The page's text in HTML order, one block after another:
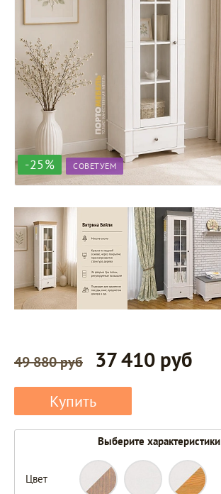
-25% СОВЕТУЕМ
49 880 руб 37 410 руб
Купить
Выберите характеристики
Цвет
88411